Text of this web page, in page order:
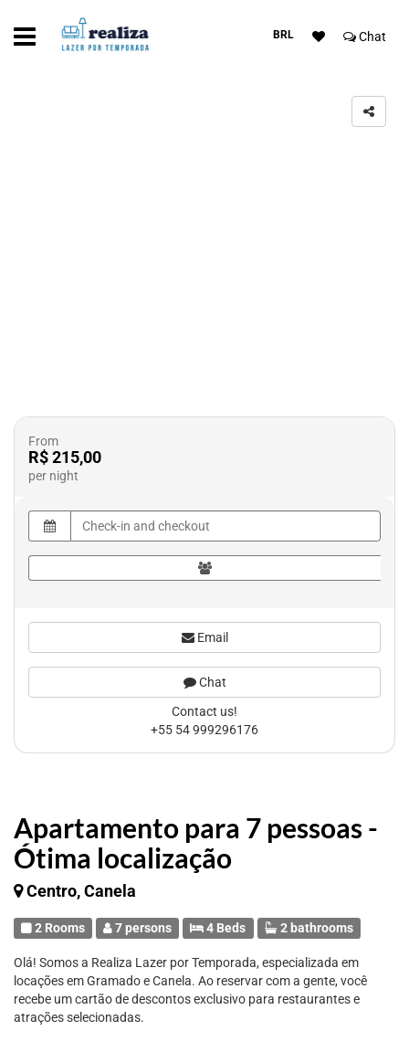
BRL Chat
Apartamento para 7 pessoas -
Ótima localização
Centro, Canela
2 Rooms 7 persons 4 Beds 2 bathrooms
Olá! Somos a Realiza Lazer por Temporada, especializada em
locações em Gramado e Canela. Ao reservar com a gente, você
recebe um cartão de descontos exclusivo para restaurantes e
atrações selecionadas.
From
R$ 215,00
per night
Email
Chat
Contact us!
+55 54 999296176